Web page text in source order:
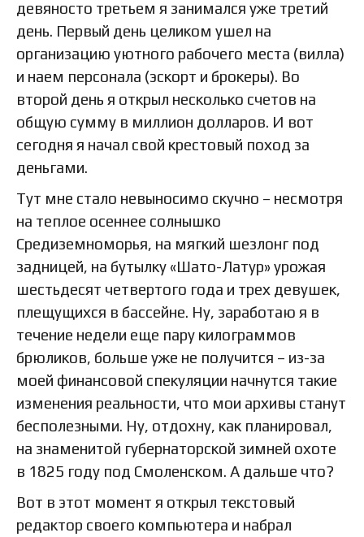
девяносто третьем я занимался уже третий
день. Первый день целиком ушел на
организацию уютного рабочего места (вилла)
и наем персонала (эскорт и брокеры). Во
второй день я открыл несколько счетов на
общую сумму в миллион долларов. И вот
сегодня я начал свой крестовый поход за
деньгами.
Тут мне стало невыносимо скучно – несмотря
на теплое осеннее солнышко
Средиземноморья, на мягкий шезлонг под
задницей, на бутылку «Шато-Латур» урожая
шестьдесят четвертого года и трех девушек,
плещущихся в бассейне. Ну, заработаю я в
течение недели еще пару килограммов
брюликов, больше уже не получится – из-за
моей финансовой спекуляции начнутся такие
изменения реальности, что мои архивы станут
бесполезными. Ну, отдохну, как планировал,
на знаменитой губернаторской зимней охоте
в 1825 году под Смоленском. А дальше что?
Вот в этот момент я открыл текстовый
редактор своего компьютера и набрал